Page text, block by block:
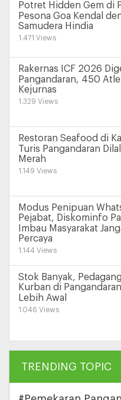
Potret Hidden Gem di
Pesona Goa Kendal
Samudera Hindia
1.471 Views
Rakernas ICF 2026
Pangandaran, 450
Kejurnas
1.329 Views
Restoran Seafood di
Turis Pangandaran
Merah
1.149 Views
Modus Penipuan
Pejabat, Diskominfo
Imbau Masyarakat
Percaya
1.144 Views
Stok Banyak,
Kurban di
Lebih Awal
1.046 Views
TRENDING TOPIC